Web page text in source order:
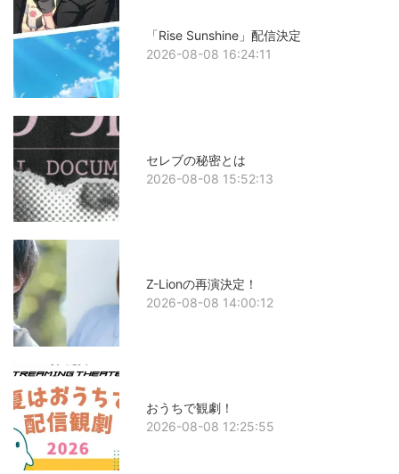
「Rise Sunshine」配信決定
2026-08-08 16:24:11
セレブの秘密とは
2026-08-08 15:52:13
Z-Lionの再演決定！
2026-08-08 14:00:12
おうちで観劇！
2026-08-08 12:25:55